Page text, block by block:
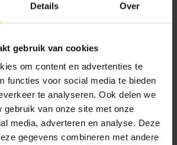
Details Over
gebruik van cookies
om content en advertenties te
functies voor social media te bieden
te analyseren. Ook delen we
gebruik van onze site met onze
media, adverteren en analyse. Deze
gegevens combineren met andere
995.-
In 1 keer betalen